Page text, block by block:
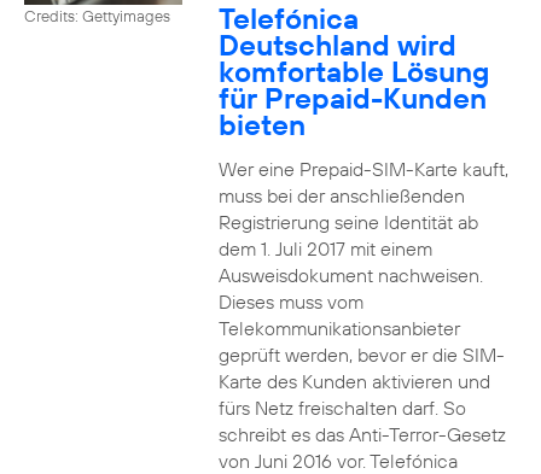
Credits: Gettyimages Telefónica
Deutschland wird
komfortable Lösung
für Prepaid-Kunden
bieten
Wer eine Prepaid-SIM-Karte kauft,
muss bei der anschließenden
Registrierung seine Identität ab
dem 1. Juli 2017 mit einem
Ausweisdokument nachweisen.
Dieses muss vom
Telekommunikationsanbieter
geprüft werden, bevor er die SIM-
Karte des Kunden aktivieren und
fürs Netz freischalten darf. So
schreibt es das Anti-Terror-Gesetz
von Juni 2016 vor. Telefónica